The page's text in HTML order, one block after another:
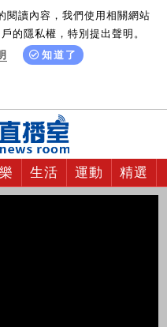
閱讀內容，我們使用相關網站
的隱私權，特別提出聲明。
知道了
生活 運動 精選